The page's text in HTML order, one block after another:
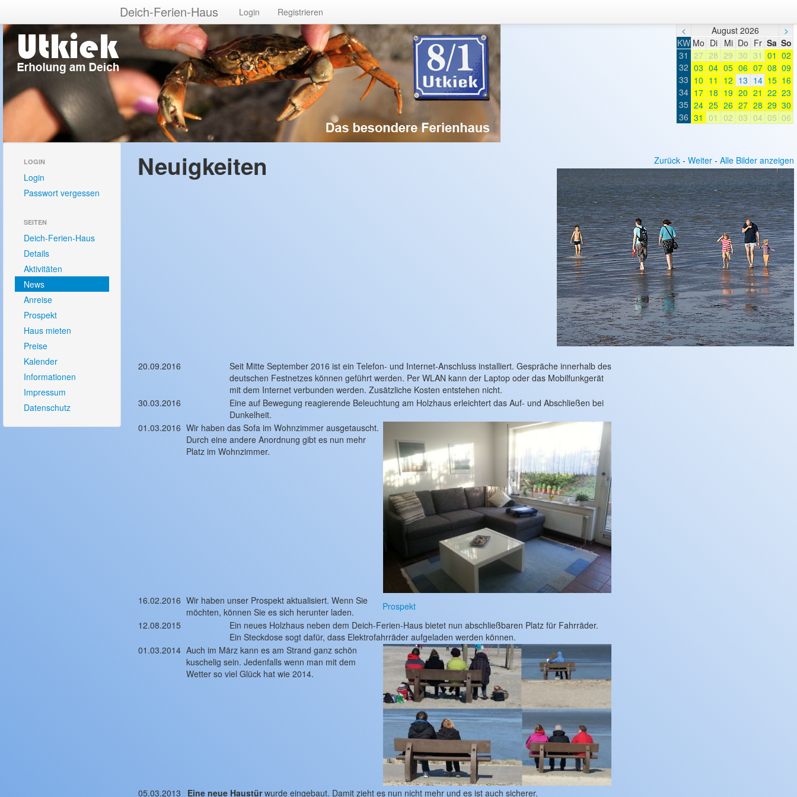
Deich-Ferien-Haus Login
Registrieren
<
August 2026
>
KW Mo Di Mi Do Fr Sa So
31
27 28 29 30 31 01 02
32 03 04 05 06 07 08 09
33 10 11 12 13 14 15 16
34 17 18 19 20 21 22 23
35 24 25 26 27 28 29 30
36 31 01 02 03 04 05 06
LOGIN
Login
Passwort vergessen
SEITEN
Deich-Ferien-Haus
Details
Aktivitäten
News
Anreise
Prospekt
Haus mieten
Preise
Kalender
Informationen
Impressum
Datenschutz
Zurück- Weiter- Alle Bilder anzeigen
Neuigkeiten
20.09.2016
Seit Mitte September 2016 ist ein Telefon- und Internet-Anschluss installiert. Gespräche innerhalb des
deutschen Festnetzes können geführt werden. Per WLAN kann der Laptop oder das Mobilfunkgerät
mit dem Internet verbunden werden. Zusätzliche Kosten entstehen nicht.
30.03.2016
Eine auf Bewegung reagierende Beleuchtung am Holzhaus erleichtert das Auf- und Abschließen bei
Dunkelheit.
01.03.2016 Wir haben das Sofa im Wohnzimmer ausgetauscht.
Durch eine andere Anordnung gibt es nun mehr
Platz im Wohnzimmer.
16.02.2016 Wir haben unser Prospekt aktualisiert. Wenn Sie
möchten, können Sie es sich herunter laden.
Prospekt
12.08.2015
Ein neues Holzhaus neben dem Deich-Ferien-Haus bietet nun abschließbaren Platz für Fahrräder.
Ein Steckdose sogt dafür, dass Elektrofahrräder aufgeladen werden können.
01.03.2014 Auch im März kann es am Strand ganz schön
kuschelig sein. Jedenfalls wenn man mit dem
Wetter so viel Glück hat wie 2014.
05.03.2013 Eine neue Haustürwurde eingebaut. Damit zieht es nun nicht mehr und es ist auch sicherer.